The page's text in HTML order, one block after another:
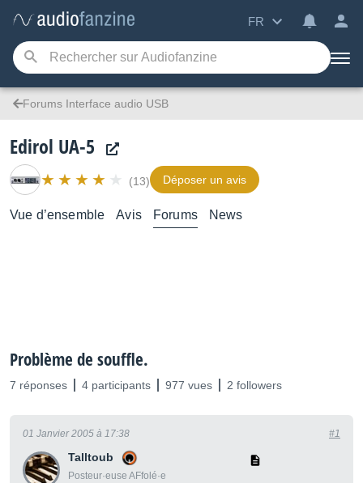
FR
Forums Interface audio USB
Edirol UA-5
(13) Déposer un avis
Vue d’ensemble Avis Forums News
Problème de souffle.
7 réponses 4 participants 977 vues 2 followers
Talltoub
Posteur·euse AFfolé·e
01 Janvier 2005 à 17:38 #1